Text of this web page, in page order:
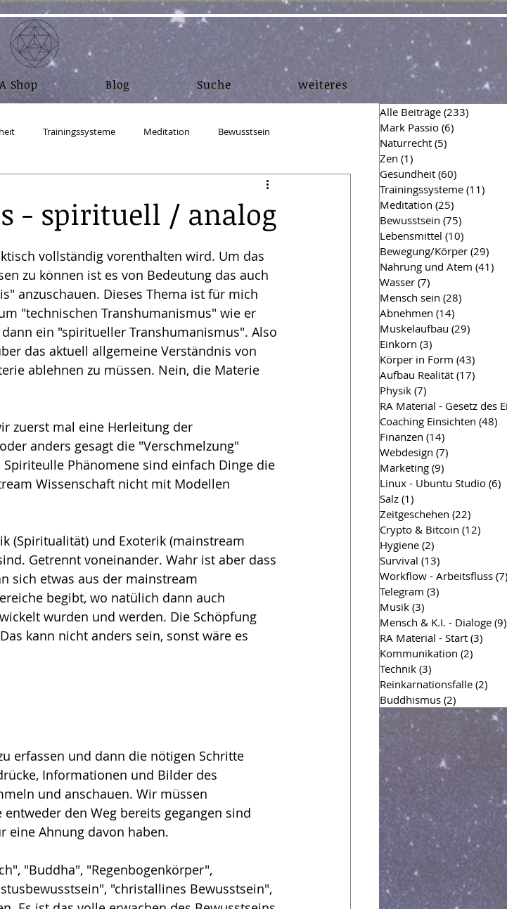
Shop Blog Suche weiteres
Trainingssysteme Meditation Bewusstsein
Muskelaufbau
Zeitgeschehen Crypto & Bitcoin Hygiene
- spirituell / analog
vollständig vorenthalten wird. Um das
zu können ist es von Bedeutung das auch
anzuschauen. Dieses Thema ist für mich
"technischen Transhumanismus" wie er
ein "spiritueller Transhumanismus". Also
das aktuell allgemeine Verständnis von
ablehnen zu müssen. Nein, die Materie
zuerst mal eine Herleitung der
anders gesagt die "Verschmelzung"
Phänomene sind einfach Dinge die
Wissenschaft nicht mit Modellen
(Spiritualität) und Exoterik (mainstream
Getrennt voneinander. Wahr ist aber dass
sich etwas aus der mainstream
begibt, wo natülich dann auch
wurden und werden. Die Schöpfung
kann nicht anders sein, sonst wäre es
erfassen und dann die nötigen Schritte
Informationen und Bilder des
und anschauen. Wir müssen
den Weg bereits gegangen sind
eine Ahnung davon haben.
"Buddha", "Regenbogenkörper",
"christallines Bewusstsein",
Alle Beiträge (233)
Mark Passio (6)
Naturrecht (5)
Zen (1)
Gesundheit (60)
Trainingssysteme (11)
Meditation (25)
Bewusstsein (75)
Lebensmittel (10)
Bewegung/Körper (29)
Nahrung und Atem (41)
Wasser (7)
Mensch sein (28)
Abnehmen (14)
Muskelaufbau (29)
Einkorn (3)
Körper in Form (43)
Aufbau Realität (17)
Physik (7)
RA Material - Gesetz des
Coaching Einsichten (48)
Finanzen (14)
Webdesign (7)
Marketing (9)
Linux - Ubuntu Studio (6)
Salz (1)
Zeitgeschehen (22)
Crypto & Bitcoin (12)
Hygiene (2)
Survival (13)
Workflow - Arbeitsfluss (7)
Telegram (3)
Musik (3)
Mensch & K.I. - Dialoge (9)
RA Material - Start (3)
Kommunikation (2)
Technik (3)
Reinkarnationsfalle (2)
Buddhismus (2)